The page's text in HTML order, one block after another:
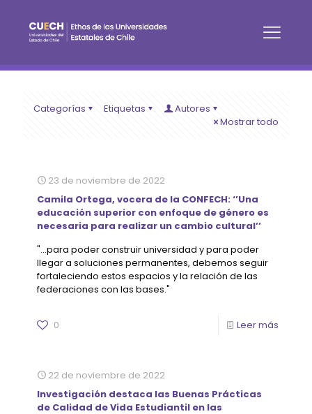
Categorías Etiquetas
Autores
Mostrar todo
23 de noviembre de 2022
Camila Ortega, vocera de la CONFECH: ‘’Una
educación superior con enfoque de género es
necesaria para realizar un cambio cultural’’
"...para poder construir universidad y para poder
llegar a soluciones permanentes, debemos seguir
fortaleciendo estos espacios y la relación de las
federaciones con las bases."
0 Leer más
22 de noviembre de 2022
Investigación destaca las Buenas Prácticas
de Calidad de Vida Estudiantil en las